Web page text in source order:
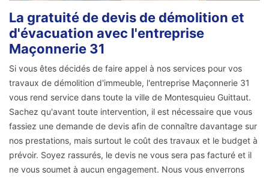
La gratuité de devis de démolition et
d'évacuation avec l'entreprise
Maçonnerie 31
Si vous êtes décidés de faire appel à nos services pour vos
travaux de démolition d'immeuble, l'entreprise Maçonnerie 31
vous rend service dans toute la ville de Montesquieu Guittaut.
Sachez qu'avant toute intervention, il est nécessaire que vous
fassiez une demande de devis afin de connaître davantage sur
nos prestations, mais surtout le coût des travaux et le budget à
prévoir. Soyez rassurés, le devis ne vous sera pas facturé et il
ne vous soumet à aucun engagement. Nous vous enverrons